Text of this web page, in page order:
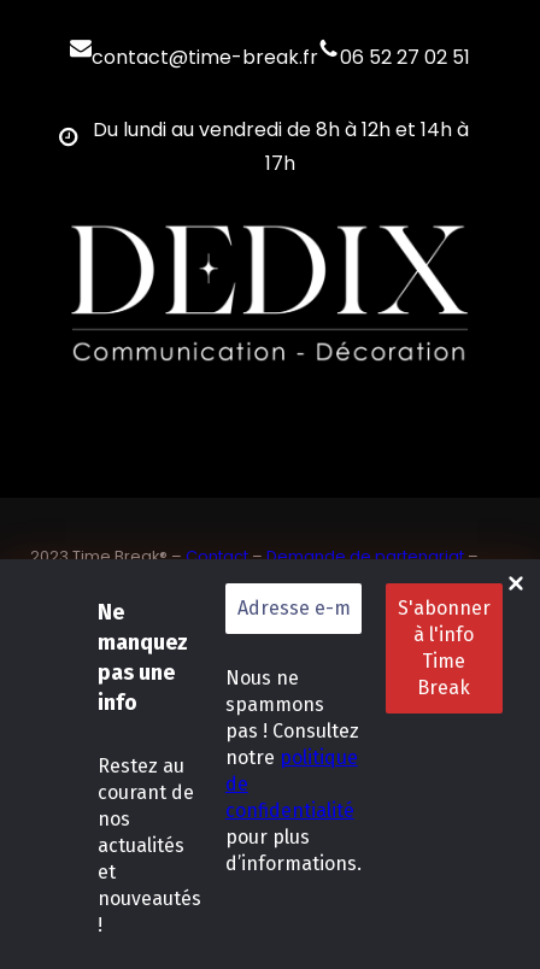
Ne
manquez
pas une
info
Restez au
courant de
nos
actualités
et
nouveautés
!
Nous ne
spammons
pas ! Consultez
notre politique
de
confidentialité
pour plus
d’informations.
contact@time-break.fr 06 52 27 02 51
Du lundi au vendredi de 8h à 12h et 14h à
17h
2023 Time Break® –Contact–Demande de partenariat–
Sponsoriser un joueur de padel français
SASU Dedix Communication – 87 rue de Mireille – 83 150
Bandol – Var
Conditions
générales de location
Follow Us :LinkedIn
Instagram